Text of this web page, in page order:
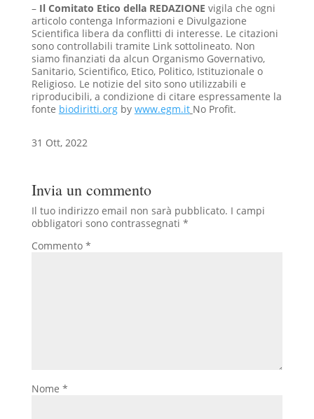
– Il Comitato Etico della REDAZIONE vigila che ogni
articolocontenga Informazioni e Divulgazione
Scientifica libera da conflitti di interesse. Le citazioni
sono controllabili tramite Link sottolineato. Non
siamo finanziati da alcun Organismo Governativo,
Sanitario, Scientifico, Etico, Politico, Istituzionale o
Religioso. Le notizie del sito sono utilizzabili e
riproducibili, a condizione di citare espressamente la
fonte biodiritti.orgby www.egm.it No Profit.
31 Ott, 2022
Invia un commento
Il tuo indirizzo email non sarà pubblicato. I campi
obbligatori sono contrassegnati *
Commento *
Nome *